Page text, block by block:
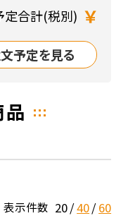
定合計(税別) ￥
予定を見る
品
表示件数 20 40 60